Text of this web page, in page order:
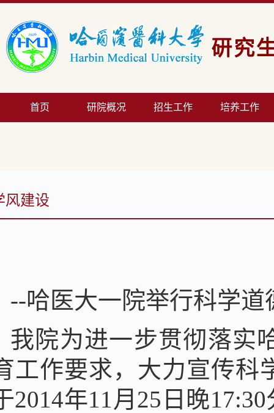
首页 研院概况 招生工作 培养工作
风建设
--哈医大一院举行科学
我院为进一步贯彻落实
工作要求，大力宣传科
2014年11月25日晚